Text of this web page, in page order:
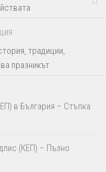
традиции,
празникът
в България – Стъпка
(КЕП) – Пълно